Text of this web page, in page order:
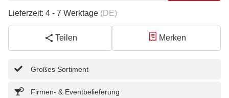
Lieferzeit: 4 - 7 Werktage (DE)
Teilen Merken
Großes Sortiment
Firmen- & Eventbelieferung